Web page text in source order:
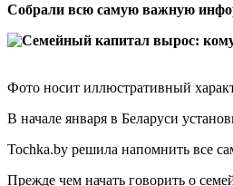
Собрали всю самую важную
Фото носит иллюстративный
В начале января в Беларуси
Tochka.by решила напомнить все
Прежде чем начать говорить о